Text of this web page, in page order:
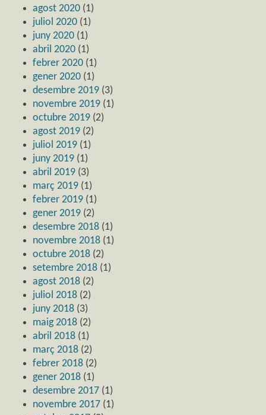
agost 2020 (1)
juliol 2020 (1)
juny 2020 (1)
abril 2020 (1)
febrer 2020 (1)
gener 2020 (1)
desembre 2019 (3)
novembre 2019 (1)
octubre 2019 (2)
agost 2019 (2)
juliol 2019 (1)
juny 2019 (1)
abril 2019 (3)
març 2019 (1)
febrer 2019 (1)
gener 2019 (2)
desembre 2018 (1)
novembre 2018 (1)
octubre 2018 (2)
setembre 2018 (1)
agost 2018 (2)
juliol 2018 (2)
juny 2018 (3)
maig 2018 (2)
abril 2018 (1)
març 2018 (2)
febrer 2018 (2)
gener 2018 (1)
desembre 2017 (1)
novembre 2017 (1)